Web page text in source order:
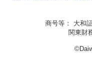
商号等： 大和
関東財